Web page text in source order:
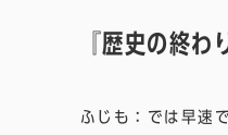
『歴史の終
ふじも：では早速